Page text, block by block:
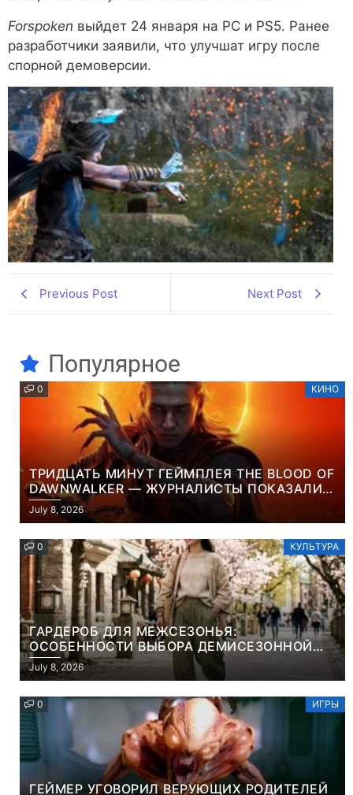
Forspoken выйдет 24 января на PC и PS5. Ранее
разработчики заявили, что улучшат игру после
спорной демоверсии.
Previous Post Next Post
Популярное
0 КИНО
ТРИДЦАТЬ МИНУТ ГЕЙМПЛЕЯ THE BLOOD OF
DAWNWALKER — ЖУРНАЛИСТЫ ПОКАЗАЛИ
НАЧАЛО НОВОЙ ИГРЫ ОТ ВЕТЕРАНОВ CD
PROJEKT RED
July 8, 2026
0 КУЛЬТУРА
ГАРДЕРОБ ДЛЯ МЕЖСЕЗОНЬЯ:
ОСОБЕННОСТИ ВЫБОРА ДЕМИСЕЗОННОЙ
ПАРКИ И ЭЛЕГАНТНОГО ЖЕНСКОГО ПЛАЩА
July 8, 2026
0 ИГРЫ
ГЕЙМЕР УГОВОРИЛ ВЕРУЮЩИХ РОДИТЕЛЕЙ